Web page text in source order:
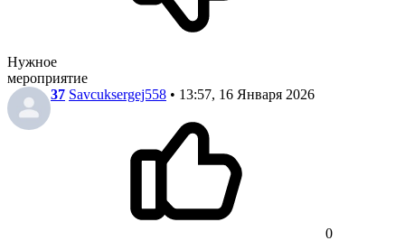
Нужное
мероприятие
37 Savcuksergej558 • 13:57, 16 Января 2026
0